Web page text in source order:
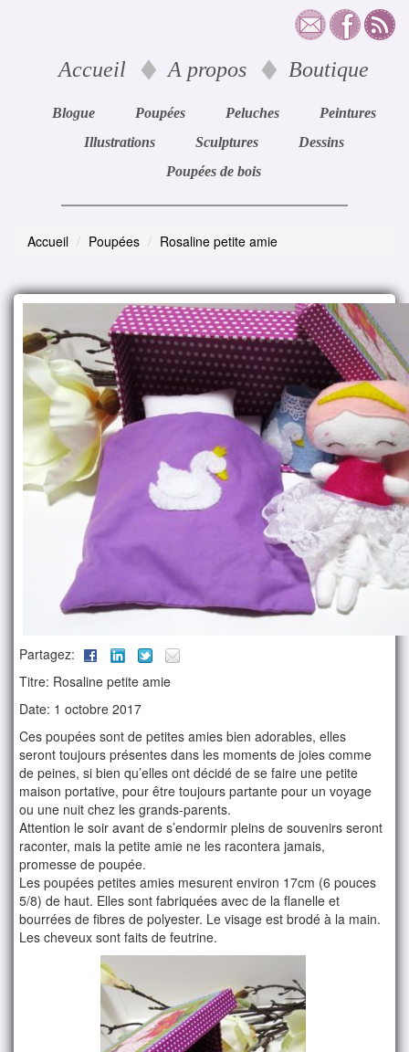
Accueil A propos Boutique
Blogue Poupées Peluches
Peintures
Illustrations
Sculptures
Dessins
Poupées de bois
Accueil Poupées Rosaline petite amie
Partagez:
Titre: Rosaline petite amie
Date: 1 octobre 2017
Ces poupées sont de petites amies bien adorables, elles
seront toujours présentes dans les moments de joies comme
de peines, si bien qu’elles ont décidé de se faire une petite
maison portative, pour être toujours partante pour un voyage
ou une nuit chez les grands-parents.
Attention le soir avant de s’endormir pleins de souvenirs seront
raconter, mais la petite amie ne les racontera jamais,
promesse de poupée.
Les poupées petites amies mesurent environ 17cm (6 pouces
5/8) de haut. Elles sont fabriquées avec de la flanelle et
bourrées de fibres de polyester. Le visage est brodé à la main.
Les cheveux sont faits de feutrine.